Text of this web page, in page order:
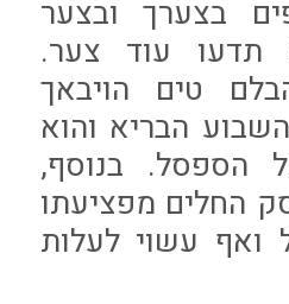
בצערך ובצער
עוד צער.
טים הויבאך
הבריא והוא
הספסל. בנוסף,
החלים מפציעתו
ואף עשוי לעלות